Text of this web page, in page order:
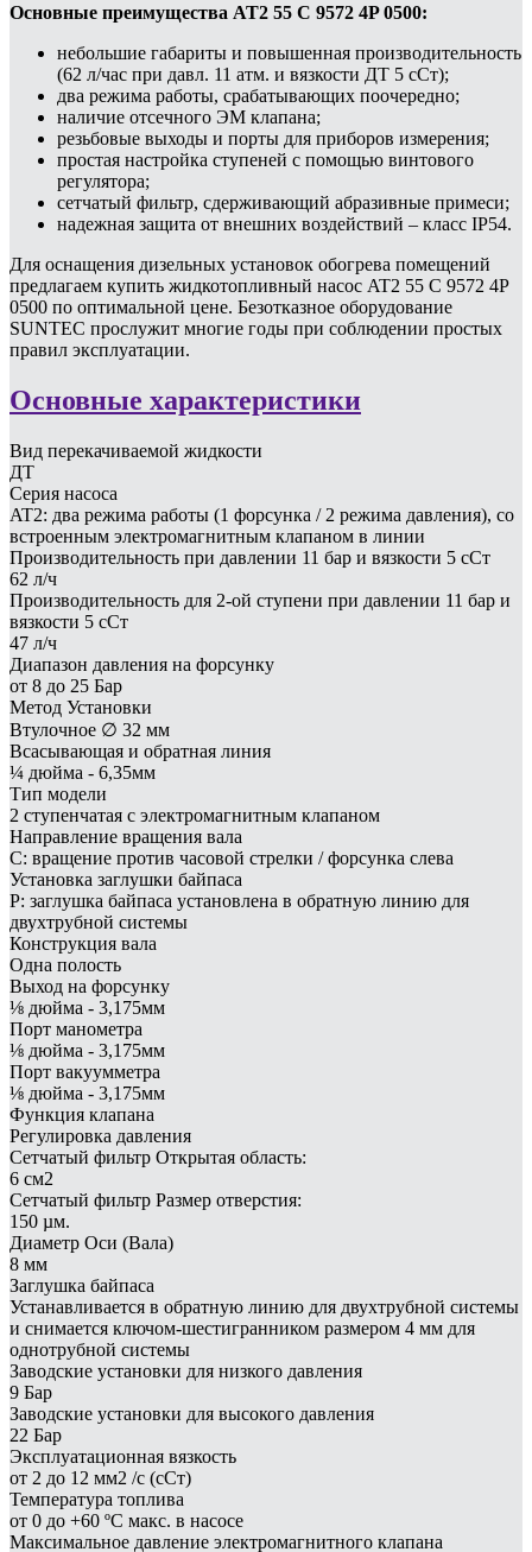
Основные преимущества AT2 55 C 9572 4P 0500:
небольшие габариты и повышенная производительность
(62 л/час при давл. 11 атм. и вязкости ДТ 5 сСт);
два режима работы, срабатывающих поочередно;
наличие отсечного ЭМ клапана;
резьбовые выходы и порты для приборов измерения;
простая настройка ступеней с помощью винтового
регулятора;
сетчатый фильтр, сдерживающий абразивные примеси;
надежная защита от внешних воздействий – класс IP54.
Для оснащения дизельных установок обогрева помещений
предлагаем купить жидкотопливный насос AT2 55 C 9572 4P
0500 по оптимальной цене. Безотказное оборудование
SUNTEC прослужит многие годы при соблюдении простых
правил эксплуатации.
Основные характеристики
Вид перекачиваемой жидкости
ДТ
Серия насоса
AT2: два режима работы (1 форсунка / 2 режима давления), со
встроенным электромагнитным клапаном в линии
Производительность при давлении 11 бар и вязкости 5 сСт
62 л/ч
Производительность для 2-ой ступени при давлении 11 бар и
вязкости 5 сСт
47 л/ч
Диапазон давления на форсунку
от 8 до 25 Бар
Метод Установки
Втулочное ∅ 32 мм
Всасывающая и обратная линия
¼ дюйма - 6,35мм
Тип модели
2 ступенчатая с электромагнитным клапаном
Направление вращения вала
C: вращение против часовой стрелки / форсунка слева
Установка заглушки байпаса
P: заглушка байпаса установлена в обратную линию для
двухтрубной системы
Конструкция вала
Одна полость
Выход на форсунку
⅛ дюйма - 3,175мм
Порт манометра
⅛ дюйма - 3,175мм
Порт вакуумметра
⅛ дюйма - 3,175мм
Функция клапана
Регулировка давления
Сетчатый фильтр Открытая область:
6 см2
Сетчатый фильтр Размер отверстия:
150 µм.
Диаметр Оси (Вала)
8 мм
Заглушка байпаса
Устанавливается в обратную линию для двухтрубной системы
и снимается ключом-шестигранником размером 4 мм для
однотрубной системы
Заводские установки для низкого давления
9 Бар
Заводские установки для высокого давления
22 Бар
Эксплуатационная вязкость
от 2 до 12 мм2 /с (сСт)
Температура топлива
от 0 до +60 ºC макс. в насосе
Максимальное давление электромагнитного клапана